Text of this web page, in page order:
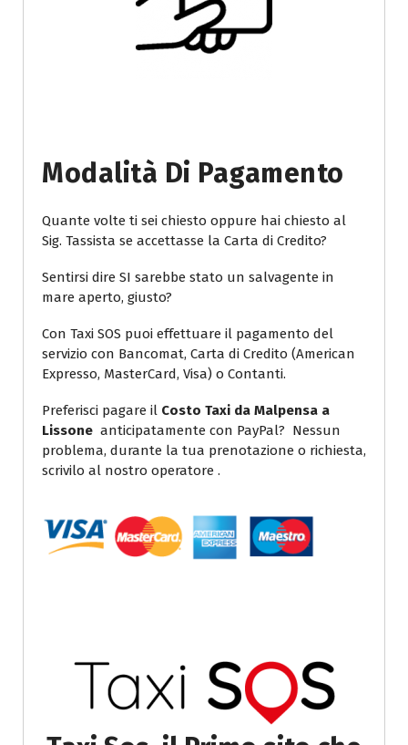
Modalità Di Pagamento
Quante volte ti sei chiesto oppure hai chiesto al
Sig. Tassista se accettasse la Carta di Credito?
Sentirsi dire SI sarebbe stato un salvagente in
mare aperto, giusto?
Con Taxi SOS puoi effettuare il pagamento del
servizio con Bancomat, Carta di Credito (American
Expresso, MasterCard, Visa) o Contanti.
Preferisci pagare il Costo Taxi da Malpensa a
Lissone anticipatamente con PayPal? Nessun
problema, durante la tua prenotazione o richiesta,
scrivilo al nostro operatore .